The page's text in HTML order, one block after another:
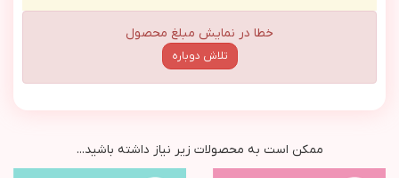
خطا در نمایش مبلغ محصول
تلاش دوباره
ممکن است به محصولات زیر نیاز داشته باشید...